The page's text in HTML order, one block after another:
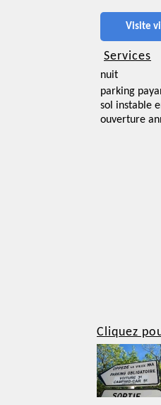
Visite
Services
nuit
parking
sol instable
ouverture
Cliquez